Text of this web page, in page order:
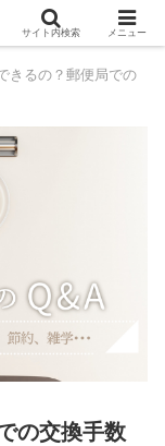
きるの？郵便局での
の交換手数
サイト内検索 メニュー